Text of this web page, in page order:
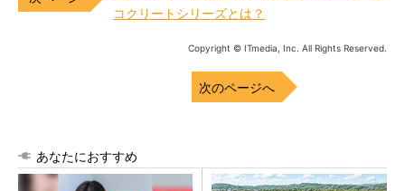
コクリートシリーズとは？
Copyright © ITmedia, Inc. All Rights Reserved.
次のページへ
あなたにおすすめ